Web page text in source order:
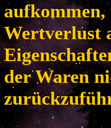
aufkommen,
Wertverlust
der Waren